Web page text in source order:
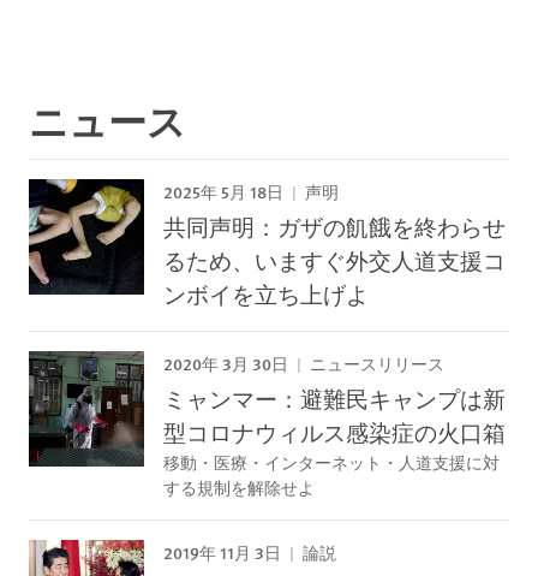
ニュース
2025年 5月 18日 声明
共同声明：ガザの飢餓を終わらせ
るため、いますぐ外交人道支援コ
ンボイを立ち上げよ
2020年 3月 30日 ニュースリリース
ミャンマー：避難民キャンプは新
型コロナウィルス感染症の火口箱
移動・医療・インターネット・人道支援に対
する規制を解除せよ
2019年 11月 3日 論説